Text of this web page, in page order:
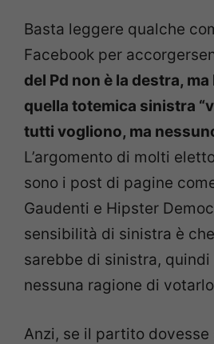
Basta leggere qualche
Facebook per
del Pd non è la destra,
quella totemica sinistra
tutti vogliono, ma
L’argomento di molti
sono i post di pagine
Gaudenti e Hipster
sensibilità di sinistra è
sarebbe di sinistra,
nessuna ragione di
Anzi, se il partito dovesse